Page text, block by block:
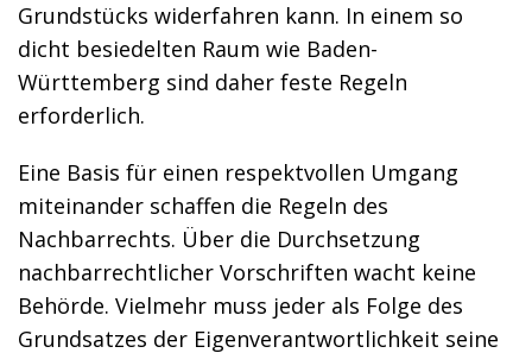
Grundstücks widerfahren kann. In einem so
dicht besiedelten Raum wie Baden-
Württemberg sind daher feste Regeln
erforderlich.
Eine Basis für einen respektvollen Umgang
miteinander schaffen die Regeln des
Nachbarrechts. Über die Durchsetzung
nachbarrechtlicher Vorschriften wacht keine
Behörde. Vielmehr muss jeder als Folge des
Grundsatzes der Eigenverantwortlichkeit seine